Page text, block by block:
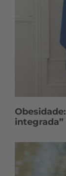
integrada”